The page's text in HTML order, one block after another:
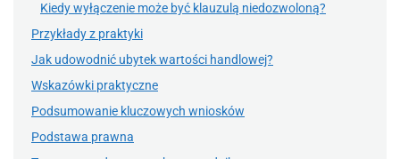
Kiedy wyłączenie może być klauzulą niedozwoloną?
Przykłady z praktyki
Jak udowodnić ubytek wartości handlowej?
Wskazówki praktyczne
Podsumowanie kluczowych wniosków
Podstawa prawna